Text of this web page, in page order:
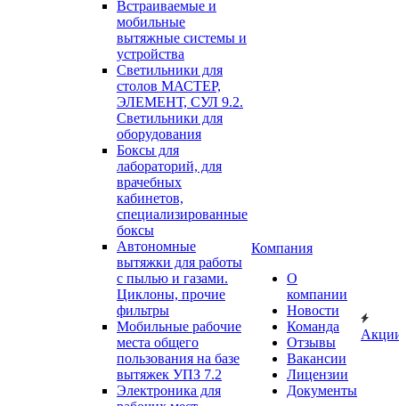
Встраиваемые и
мобильные
вытяжные системы и
устройства
Светильники для
столов МАСТЕР,
ЭЛЕМЕНТ, СУЛ 9.2.
Светильники для
оборудования
Боксы для
лабораторий, для
врачебных
кабинетов,
специализированные
боксы
Автономные
вытяжки для работы
с пылью и газами.
Циклоны, прочие
фильтры
Мобильные рабочие
места общего
пользования на базе
вытяжек УПЗ 7.2
Электроника для
Компания
О
компании
Новости
Команда
Отзывы
Вакансии
Лицензии
Документы